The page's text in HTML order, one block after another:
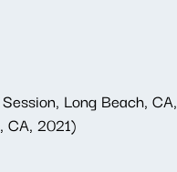
Long Beach,
CA, 2021)